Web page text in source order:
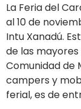
La Feria del
al 10 de
Intu Xanadú.
de las
Comunidad de
campers y
ferial, es de